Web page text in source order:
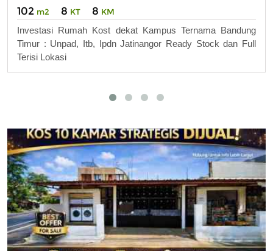
102 m2 8 KT 8 KM
Investasi Rumah Kost dekat Kampus Ternama Bandung
Timur : Unpad, Itb, Ipdn Jatinangor Ready Stock dan Full
Terisi Lokasi